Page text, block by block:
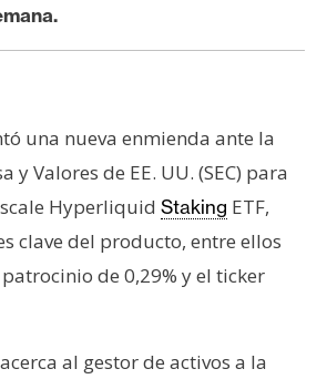
una nueva enmienda ante la
y Valores de EE. UU. (SEC) para
Hyperliquid Staking ETF,
clave del producto, entre ellos
de 0,29% y el ticker
al gestor de activos a la